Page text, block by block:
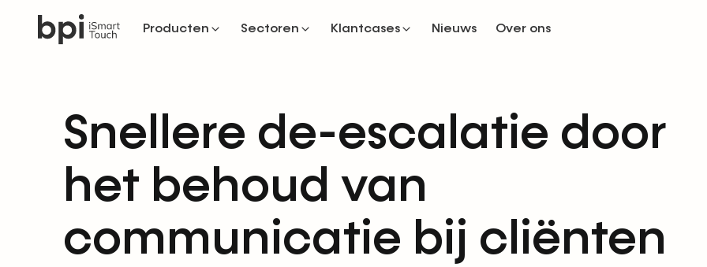
Producten Sectoren Klantcases Nieuws Over ons
Snellere de-escalatie door
het behoud van
communicatie bij cliënten